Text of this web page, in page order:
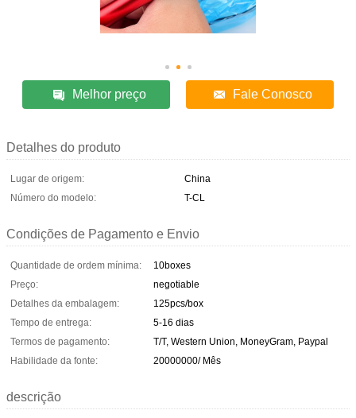
Melhor preço Fale Conosco
Detalhes do produto
Lugar de origem:
China
Número do modelo:
T-CL
Condições de Pagamento e Envio
Quantidade de ordem mínima:
10boxes
Preço:
negotiable
Detalhes da embalagem:
125pcs/box
Tempo de entrega:
5-16 dias
Termos de pagamento:
T/T, Western Union, MoneyGram, Paypal
Habilidade da fonte:
20000000/ Mês
descrição